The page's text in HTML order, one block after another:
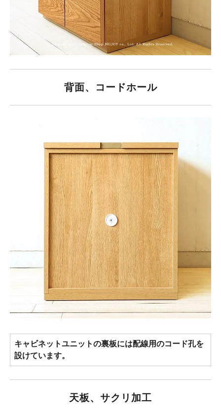
背面、コードホール
キャビネットユニットの裏板には配線用のコード孔を
設けています。
天板、サクリ加工